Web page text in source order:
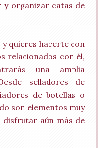
y organizar catas de
quieres hacerte con
relacionados con él,
una amplia
selladores de
de botellas o
son elementos muy
disfrutar aún más de